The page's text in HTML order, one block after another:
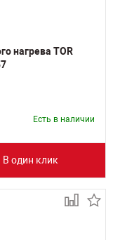
нагрева TOR
Есть в наличии
В один клик